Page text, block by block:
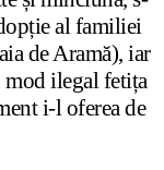
al familiei
de Aramă), iar
ilegal fetița
i-l oferea de